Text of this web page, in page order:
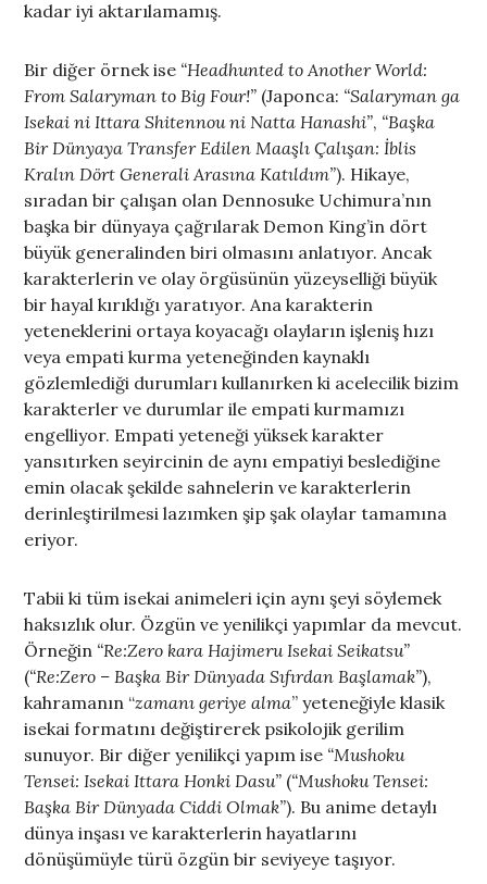
kadar iyi aktarılamamış.
Bir diğer örnek ise “Headhunted to Another World:
From Salaryman to Big Four!” (Japonca: “Salaryman ga
Isekai ni Ittara Shitennou ni Natta Hanashi”, “Başka
Bir Dünyaya Transfer Edilen Maaşlı Çalışan: İblis
Kralın Dört Generali Arasına Katıldım”). Hikaye,
sıradan bir çalışan olan Dennosuke Uchimura’nın
başka bir dünyaya çağrılarak Demon King’in dört
büyük generalinden biri olmasını anlatıyor. Ancak
karakterlerin ve olay örgüsünün yüzeyselliği büyük
bir hayal kırıklığı yaratıyor. Ana karakterin
yeteneklerini ortaya koyacağı olayların işleniş hızı
veya empati kurma yeteneğinden kaynaklı
gözlemlediği durumları kullanırken ki acelecilik bizim
karakterler ve durumlar ile empati kurmamızı
engelliyor. Empati yeteneği yüksek karakter
yansıtırken seyircinin de aynı empatiyi beslediğine
emin olacak şekilde sahnelerin ve karakterlerin
derinleştirilmesi lazımken şip şak olaylar tamamına
eriyor.
Tabii ki tüm isekai animeleri için aynı şeyi söylemek
haksızlık olur. Özgün ve yenilikçi yapımlar da mevcut.
Örneğin “Re:Zero kara Hajimeru Isekai Seikatsu”
(“Re:Zero – Başka Bir Dünyada Sıfırdan Başlamak”),
kahramanın “zamanı geriye alma” yeteneğiyle klasik
isekai formatını değiştirerek psikolojik gerilim
sunuyor. Bir diğer yenilikçi yapım ise “Mushoku
Tensei: Isekai Ittara Honki Dasu” (“Mushoku Tensei:
Başka Bir Dünyada Ciddi Olmak”). Bu anime detaylı
dünya inşası ve karakterlerin hayatlarını
dönüşümüyle türü özgün bir seviyeye taşıyor.